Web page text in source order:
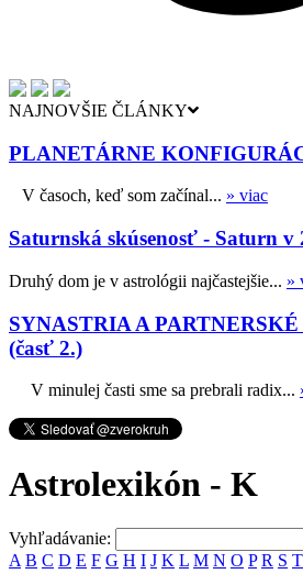
NAJNOVŠIE ČLÁNKY
PLANETÁRNE
V časoch, keď som začínal... » viac
Saturnská skúsenosť - Saturn v
Druhý dom je v astrológii najčastejšie... »
SYNASTRIA A
(časť 2.)
V minulej časti sme sa prebrali radix...
Astrolexikón - K
Vyhľadávanie:
A B C D E F G H I J K L M N O P R S T